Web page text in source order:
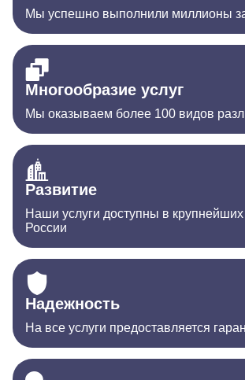
Мы успешно выполнили миллионы
Многообразие услуг
Мы оказываем более 100 видов
Развитие
Наши услуги доступны в крупнейших
России
Надежность
На все услуги предоставляется